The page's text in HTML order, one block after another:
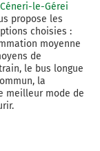
sur 8,5
le-Gérei
propose les
choisies :
moyenne
de
le bus longue
la
meilleur mode de